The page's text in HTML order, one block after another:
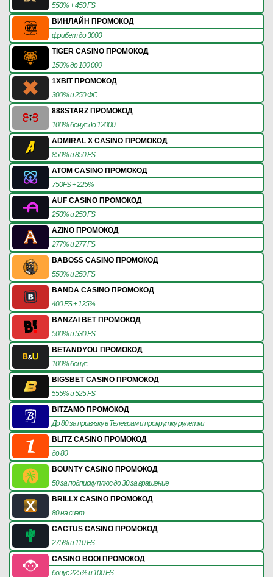
550% + 450 FS
ВИНЛАЙН ПРОМОКОД
фрибет до 3000
TIGER CASINO ПРОМОКОД
150% до 100 000
1XBIT ПРОМОКОД
300% и 250 ФС
888STARZ ПРОМОКОД
100% бонус до 12000
ADMIRAL X CASINO ПРОМОКОД
850% и 850 FS
ATOM CASINO ПРОМОКОД
750FS + 225%
AUF CASINO ПРОМОКОД
250% и 250 FS
AZINO ПРОМОКОД
277% и 277 FS
BABOSS CASINO ПРОМОКОД
550% и 250 FS
BANDA CASINO ПРОМОКОД
400 FS + 125%
BANZAI BET ПРОМОКОД
500% и 530 FS
BETANDYOU ПРОМОКОД
100% бонус
BIGSBET CASINO ПРОМОКОД
555% и 525 FS
BITZAMO ПРОМОКОД
До 80 за привязку в Телеграм и прокрутку рулетки
BLITZ CASINO ПРОМОКОД
до 80
BOUNTY CASINO ПРОМОКОД
50 за подписку плюс до 30 за вращение
BRILLX CASINO ПРОМОКОД
80 на счет
CACTUS CASINO ПРОМОКОД
275% и 110 FS
CASINO BOOI ПРОМОКОД
бонус 225% и 100 FS